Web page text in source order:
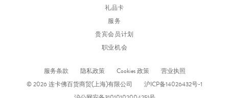
礼品卡
服务
贵宾会员计划
职业机会
服务条款 隐私政策 Cookies 政策
营业执照
© 2026 连卡佛百货商贸(上海)有限公司
沪ICP备14026432号-1